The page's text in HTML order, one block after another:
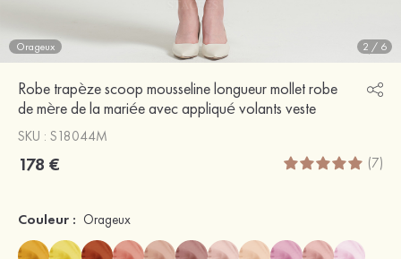
Orageux 2 / 6
Robe trapèze scoop mousseline longueur mollet robe
de mère de la mariée avec appliqué volants veste
SKU : S18044M
178 € (7)
Couleur : Orageux